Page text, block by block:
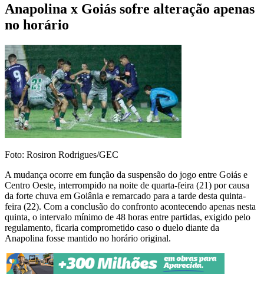
Anapolina x Goiás sofre alteração apenas
no horário
Foto: Rosiron Rodrigues/GEC
A mudança ocorre em função da suspensão do jogo entre Goiás e
Centro Oeste, interrompido na noite de quarta-feira (21) por causa
da forte chuva em Goiânia e remarcado para a tarde desta quinta-
feira (22). Com a conclusão do confronto acontecendo apenas nesta
quinta, o intervalo mínimo de 48 horas entre partidas, exigido pelo
regulamento, ficaria comprometido caso o duelo diante da
Anapolina fosse mantido no horário original.